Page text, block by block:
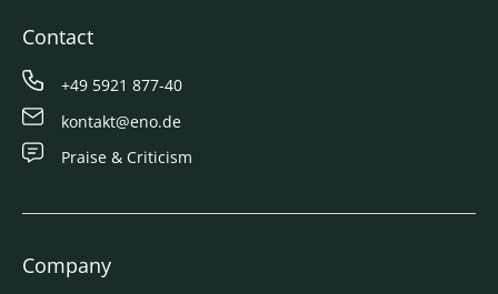
Contact
+49 5921 877-40
kontakt@eno.de
Praise & Criticism
Company